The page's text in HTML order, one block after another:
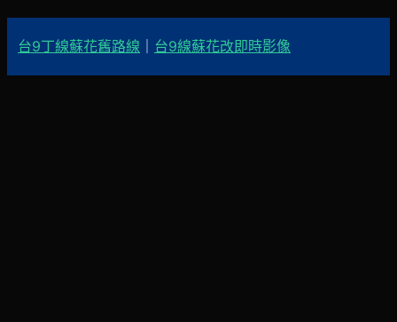
台9丁線蘇花舊路線 台9線蘇花改即時影像